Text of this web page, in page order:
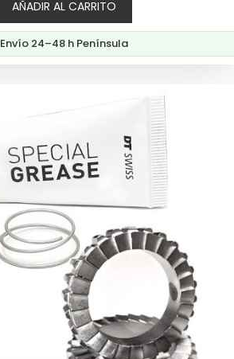
AÑADIR AL CARRITO
Envío 24–48 h Península